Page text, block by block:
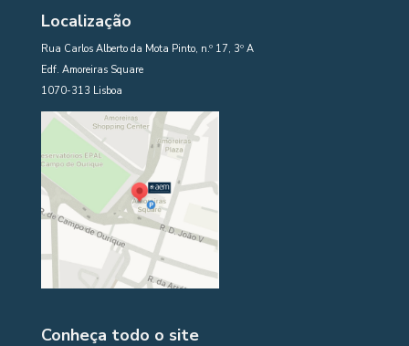
Localização
Rua Carlos Alberto da Mota Pinto, n.º 17, 3º A
Edf. Amoreiras Square
1070-313 Lisboa
Conheça todo o site